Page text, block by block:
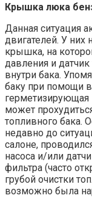
Крышка люка
Данная ситуация
двигателей. У них
крышка, на
давления и
внутри бака.
баку при помощи
может
топливного бака.
недавно до
салоне,
насоса и/или
фильтра (часто
грубой очистки
возможно была